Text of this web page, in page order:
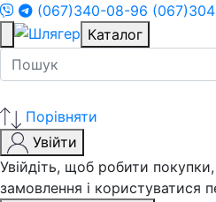
(067)340-08-96
Каталог
Порівняти
Увійти
Увійдіть, щоб робити
замовлення і користуватися